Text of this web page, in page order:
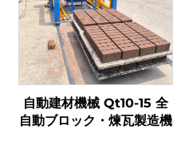
自動建材機械 Qt10-15 全
自動ブロック・煉瓦製造機